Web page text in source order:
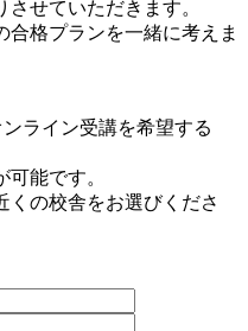
せていただきます。
格プランを一緒に考えま
ンライン受講を希望する
能です。
くの校舎をお選びくださ